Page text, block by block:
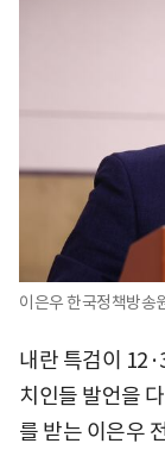
이은우 한국정책방송
내란 특검이
치인들 발언을
를 받는 이은우